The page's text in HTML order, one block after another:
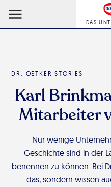
DAS
DR. OETKER STORIES
Karl
Mitarbeiter
Nur wenige
Geschichte sind in der
benennen zu können. Bei
das, sondern wissen